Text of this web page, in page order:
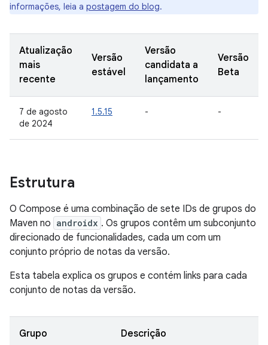
informações, leia a postagem do blog.
Atualização
mais
recente
Versão
estável
Versão
candidata a
lançamento
Versão
Beta
7 de agosto
de 2024
1.5.15 - -
Estrutura
O Compose é uma combinação de sete IDs de grupos do
Maven no androidx . Os grupos contêm um subconjunto
direcionado de funcionalidades, cada um com um
conjunto próprio de notas da versão.
Esta tabela explica os grupos e contém links para cada
conjunto de notas da versão.
Grupo Descrição